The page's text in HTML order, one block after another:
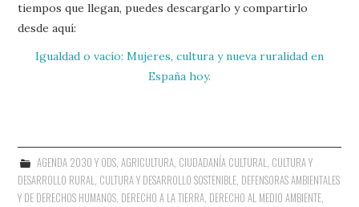
tiempos que llegan, puedes descargarlo y compartirlo
desde aquí:
Igualdad o vacío: Mujeres, cultura y nueva ruralidad en
España hoy.
AGENDA 2030 Y ODS, AGRICULTURA, CIUDADANÍA CULTURAL, CULTURA Y
DESARROLLO RURAL, CULTURA Y DESARROLLO SOSTENIBLE, DEFENSORAS AMBIENTALES
Y DE DERECHOS HUMANOS, DERECHO A LA TIERRA, DERECHO AL MEDIO AMBIENTE,